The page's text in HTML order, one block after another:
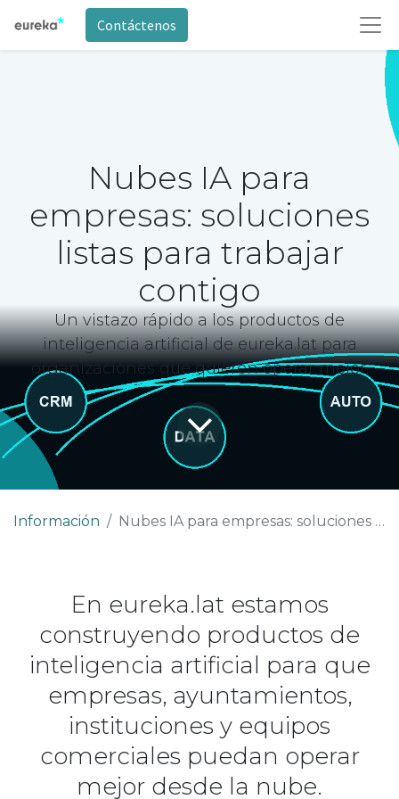
Contáctenos
Nubes IA para
empresas: soluciones
listas para trabajar
contigo
Un vistazo rápido a los productos de
inteligencia artificial de eureka.lat para
organizaciones que quieren operar mejor.
Información Nubes IA para empresas: soluciones listas para trabajar contigo
En eureka.lat estamos
construyendo productos de
inteligencia artificial para que
empresas, ayuntamientos,
instituciones y equipos
comerciales puedan operar
mejor desde la nube.